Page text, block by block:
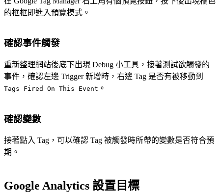
的框框即進入預覽模式。
確認事件觸發
重新整理網站後底下出現 Debug 小工具，接著測試欲觸發的
事件，確認左邊 Trigger 新增時，右邊 Tag 是否有被移動到
Tags Fired On This Event 。
確認變數
接著點入 Tag，可以確認 Tag 被觸發時所帶的變數是否符合預
期。
Google Analytics 設置目標